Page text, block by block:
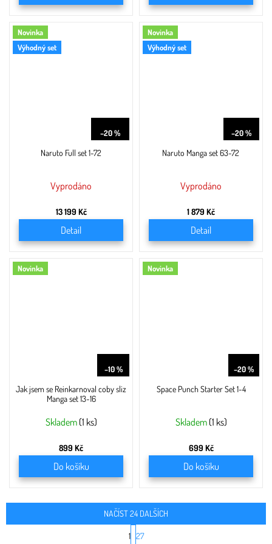
Novinka
Výhodný set
–20 %
Naruto Full set 1-72
Vyprodáno
13 199 Kč
Detail
Novinka
Výhodný set
–20 %
Naruto Manga set 63-72
Vyprodáno
1 879 Kč
Detail
Novinka
–10 %
Jak jsem se Reinkarnoval coby sliz
Manga set 13-16
Skladem (1 ks)
899 Kč
Do košíku
Novinka
–20 %
Space Punch Starter Set 1-4
Skladem (1 ks)
699 Kč
Do košíku
NAČÍST 24 DALŠÍCH
S
t
1 27